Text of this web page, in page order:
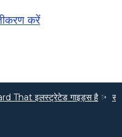
करें
That इलस्ट्रेटेड गाइड्स है